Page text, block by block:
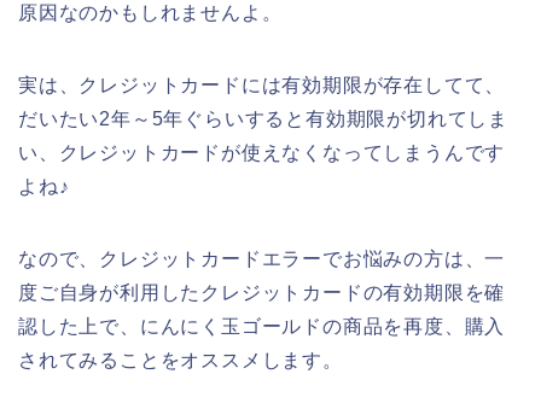
原因なのかもしれませんよ。
実は、クレジットカードには有効期限が存在してて、
だいたい2年～5年ぐらいすると有効期限が切れてしま
い、クレジットカードが使えなくなってしまうんです
よね♪
なので、クレジットカードエラーでお悩みの方は、一
度ご自身が利用したクレジットカードの有効期限を確
認した上で、にんにく玉ゴールドの商品を再度、購入
されてみることをオススメします。